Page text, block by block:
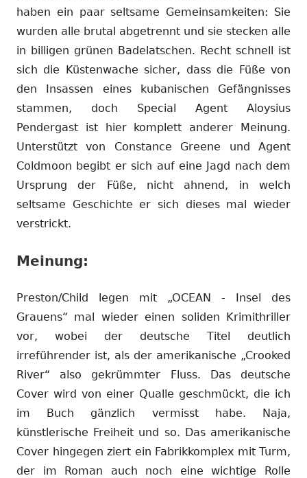
haben ein paar seltsame Gemeinsamkeiten: Sie
wurden alle brutal abgetrennt und sie stecken alle
in billigen grünen Badelatschen. Recht schnell ist
sich die Küstenwache sicher, dass die Füße von
den Insassen eines kubanischen Gefängnisses
stammen, doch Special Agent Aloysius
Pendergast ist hier komplett anderer Meinung.
Unterstützt von Constance Greene und Agent
Coldmoon begibt er sich auf eine Jagd nach dem
Ursprung der Füße, nicht ahnend, in welch
seltsame Geschichte er sich dieses mal wieder
verstrickt.
Meinung:
Preston/Child legen mit „OCEAN - Insel des
Grauens“ mal wieder einen soliden Krimithriller
vor, wobei der deutsche Titel deutlich
irreführender ist, als der amerikanische „Crooked
River“ also gekrümmter Fluss. Das deutsche
Cover wird von einer Qualle geschmückt, die ich
im Buch gänzlich vermisst habe. Naja,
künstlerische Freiheit und so. Das amerikanische
Cover hingegen ziert ein Fabrikkomplex mit Turm,
der im Roman auch noch eine wichtige Rolle